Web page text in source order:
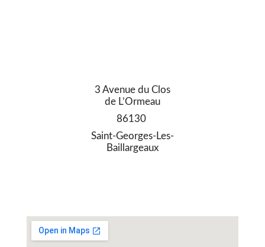
3 Avenue du Clos
de L’Ormeau
86130
Saint-Georges-Les-
Baillargeaux